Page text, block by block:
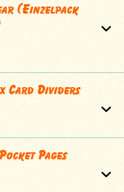
(Einzelpack
Card Dividers
Pages